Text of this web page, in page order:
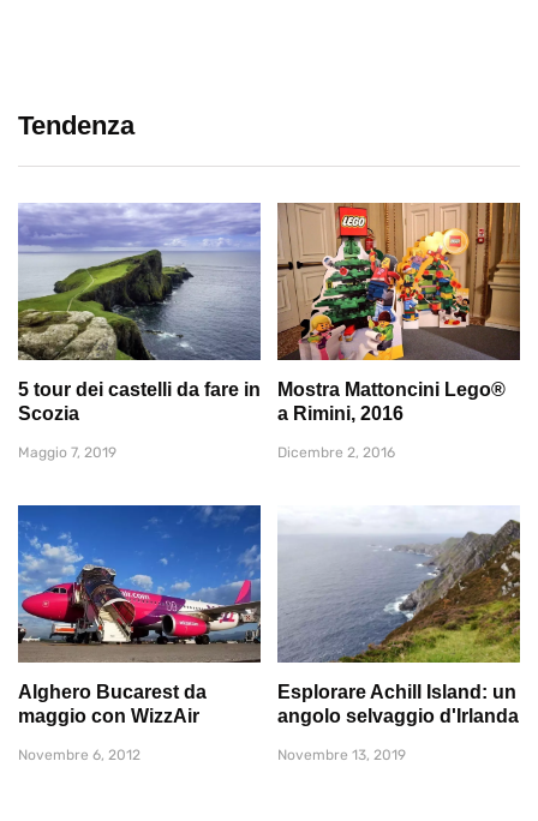
Tendenza
5 tour dei castelli da fare in
Scozia
Maggio 7, 2019
Mostra Mattoncini Lego®
a Rimini, 2016
Dicembre 2, 2016
Alghero Bucarest da
maggio con WizzAir
Novembre 6, 2012
Esplorare Achill Island: un
angolo selvaggio d'Irlanda
Novembre 13, 2019